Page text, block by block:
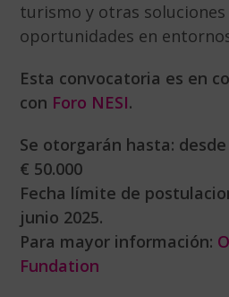
turismo y otras soluciones
oportunidades en
Esta convocatoria es en
con Foro NESI.
Se otorgarán hasta:
€ 50.000
Fecha límite de
junio 2025.
Para mayor información:
Fundation